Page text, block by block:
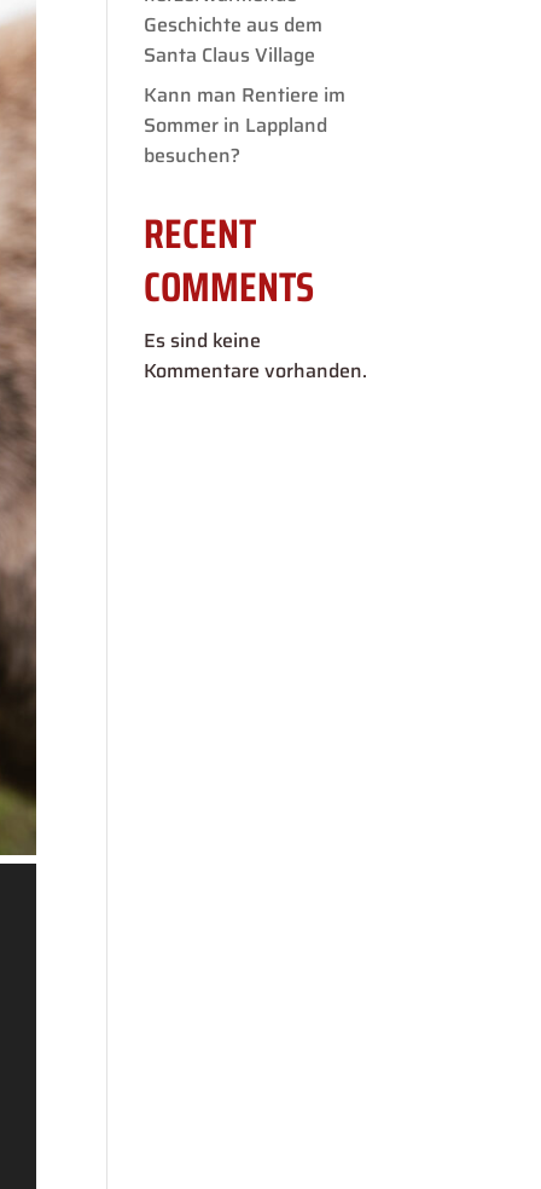
Geschichte aus dem
Santa Claus Village
Kann man Rentiere im
Sommer in Lappland
besuchen?
RECENT
COMMENTS
Es sind keine
Kommentare vorhanden.